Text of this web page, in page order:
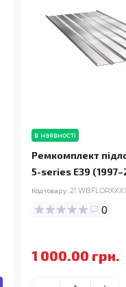
в наявності
Ремкомплект
5-series E39
Код товару:
0
1 000.00 грн.